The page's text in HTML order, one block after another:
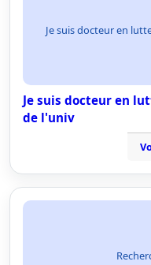
Je suis docteur en
Je suis docteur en
de l'univ